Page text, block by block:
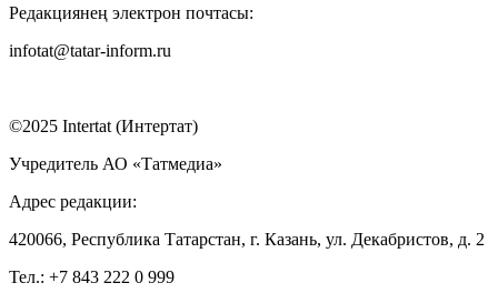
Редакциянең электрон почтасы:
infotat@tatar-inform.ru
©2025 Intertat (Интертат)
Учредитель АО «Татмедиа»
Адрес редакции:
420066, Республика Татарстан, г. Казань, ул. Декабристов, д. 2
Тел.: +7 843 222 0 999